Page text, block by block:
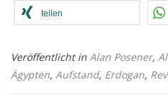
teilen
Veröffentlicht in Alan Posener,
Ägypten, Aufstand, Erdogan,